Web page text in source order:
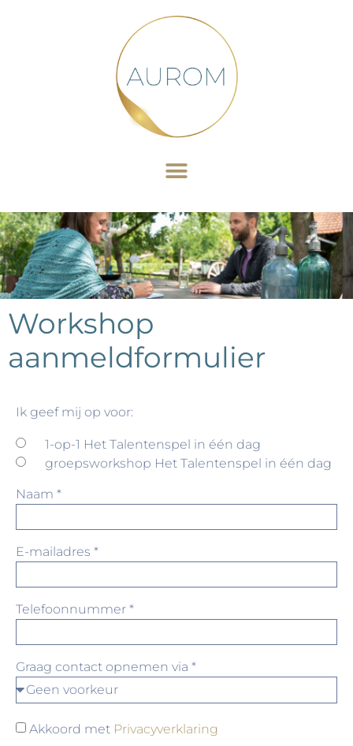
Workshop
aanmeldformulier
Ik geef mij op voor:
1-op-1 Het Talentenspel in één dag
groepsworkshop Het Talentenspel in één dag
Naam *
E-mailadres *
Telefoonnummer *
Graag contact opnemen via *
Akkoord met Privacyverklaring